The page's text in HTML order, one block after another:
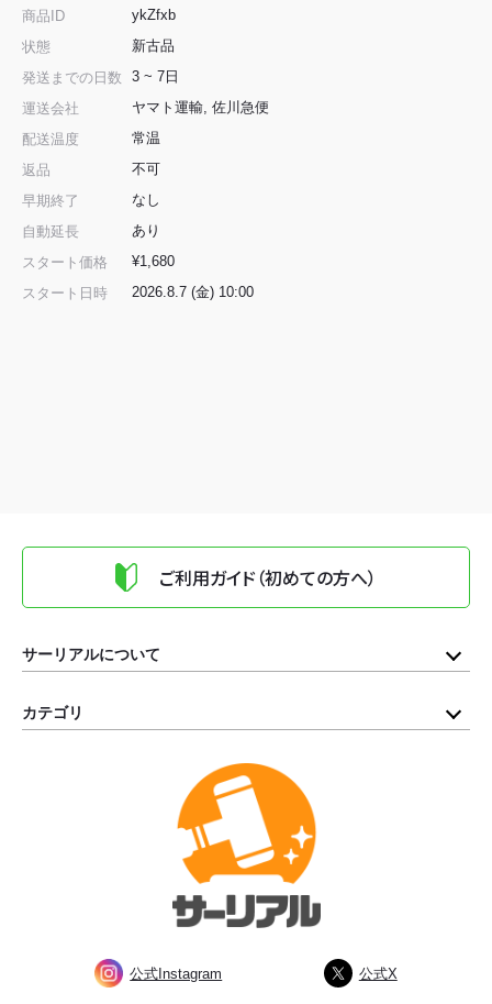
商品ID
ykZfxb
状態
新古品
発送までの日数
3 ~ 7日
運送会社
ヤマト運輸, 佐川急便
配送温度
常温
返品
不可
早期終了
なし
自動延長
あり
スタート価格
¥1,680
スタート日時
2026.8.7 (金) 10:00
公式Instagram 公式X
ご利用ガイド（初めての方へ）
サーリアルについて
カテゴリ